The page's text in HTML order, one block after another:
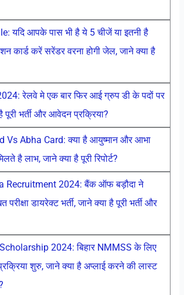
यदि आपके पास भी है ये 5 चीजें या इतनी है
कार्ड करें सरेंडर वरना होगी जेल, जाने क्या है
रेलवे मे एक बार फिर आई ग्रुप डी के पदों पर
पूरी भर्ती और आवेदन प्रक्रिया?
Vs Abha Card: क्या है आयुष्मान और आभा
है लाभ, जाने क्या है पूरी रिपोर्ट?
Recruitment 2024: बैंक ऑफ बड़ौदा ने
परीक्षा डायरेक्ट भर्ती, जाने क्या है पूरी भर्ती और
2024: बिहार NMMSS के लिए
शुरु, जाने क्या है अप्लाई करने की लास्ट